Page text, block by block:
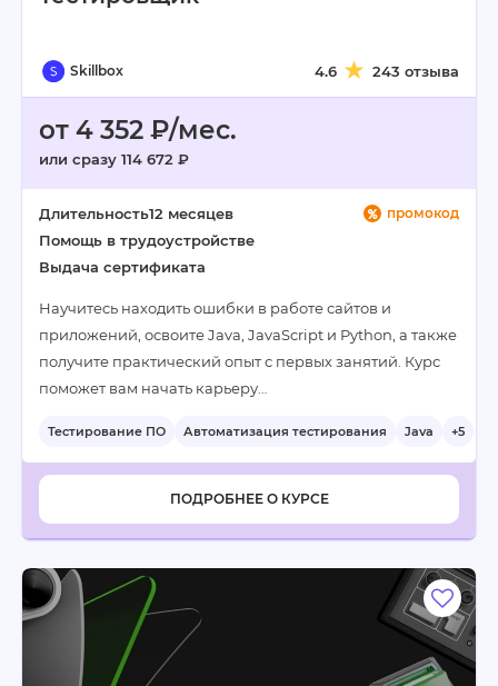
Skillbox 4.6 243 отзыва
от 4 352 ₽/мес.
или сразу 114 672 ₽
промокод
Длительность12 месяцев
Помощь в трудоустройстве
Выдача сертификата
Научитесь находить ошибки в работе сайтов и
приложений, освоите Java, JavaScript и Python, а также
получите практический опыт с первых занятий. Курс
поможет вам начать карьеру…
Тестирование ПО Автоматизация тестирования Java +5
ПОДРОБНЕЕ О КУРСЕ